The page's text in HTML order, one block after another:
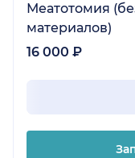
Меатотомия
материалов)
16 000 ₽